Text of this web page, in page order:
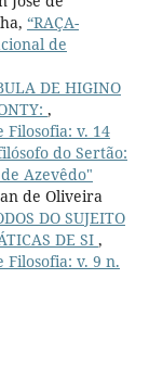
“RAÇA-
de
DE HIGINO
,
Filosofia: v. 14
do Sertão:
Azevêdo"
de Oliveira
DO SUJEITO
DE SI ,
v. 9 n.